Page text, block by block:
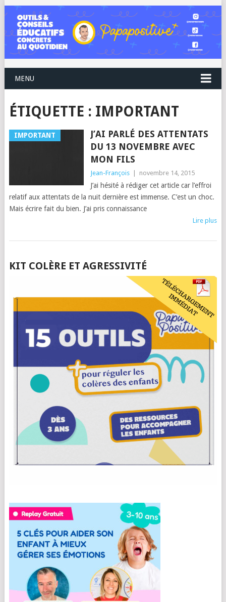
MENU
ÉTIQUETTE : IMPORTANT
IMPORTANT
J’AI PARLÉ DES ATTENTATS
DU 13 NOVEMBRE AVEC
MON FILS
Jean-François novembre 14, 2015
J’ai hésité à rédiger cet article car l’effroi
relatif aux attentats de la nuit dernière est immense. C’est un choc.
Mais écrire fait du bien. J’ai pris connaissance
Lire plus
POSTS
KIT COLÈRE ET AGRESSIVITÉ